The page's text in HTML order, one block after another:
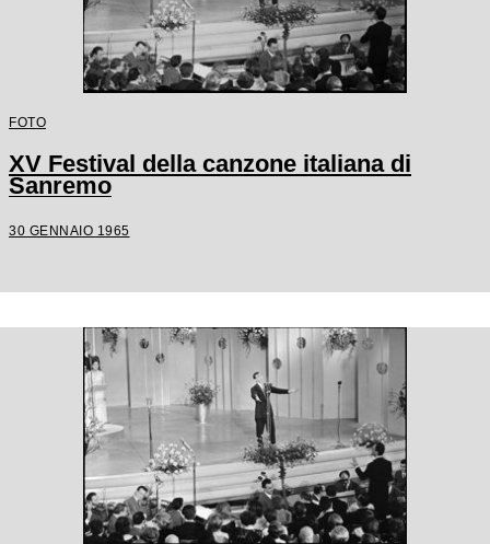
FOTO
XV Festival della canzone italiana di
Sanremo
30 GENNAIO 1965